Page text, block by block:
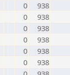
0
938
0
938
0
938
0
938
0
938
0
938